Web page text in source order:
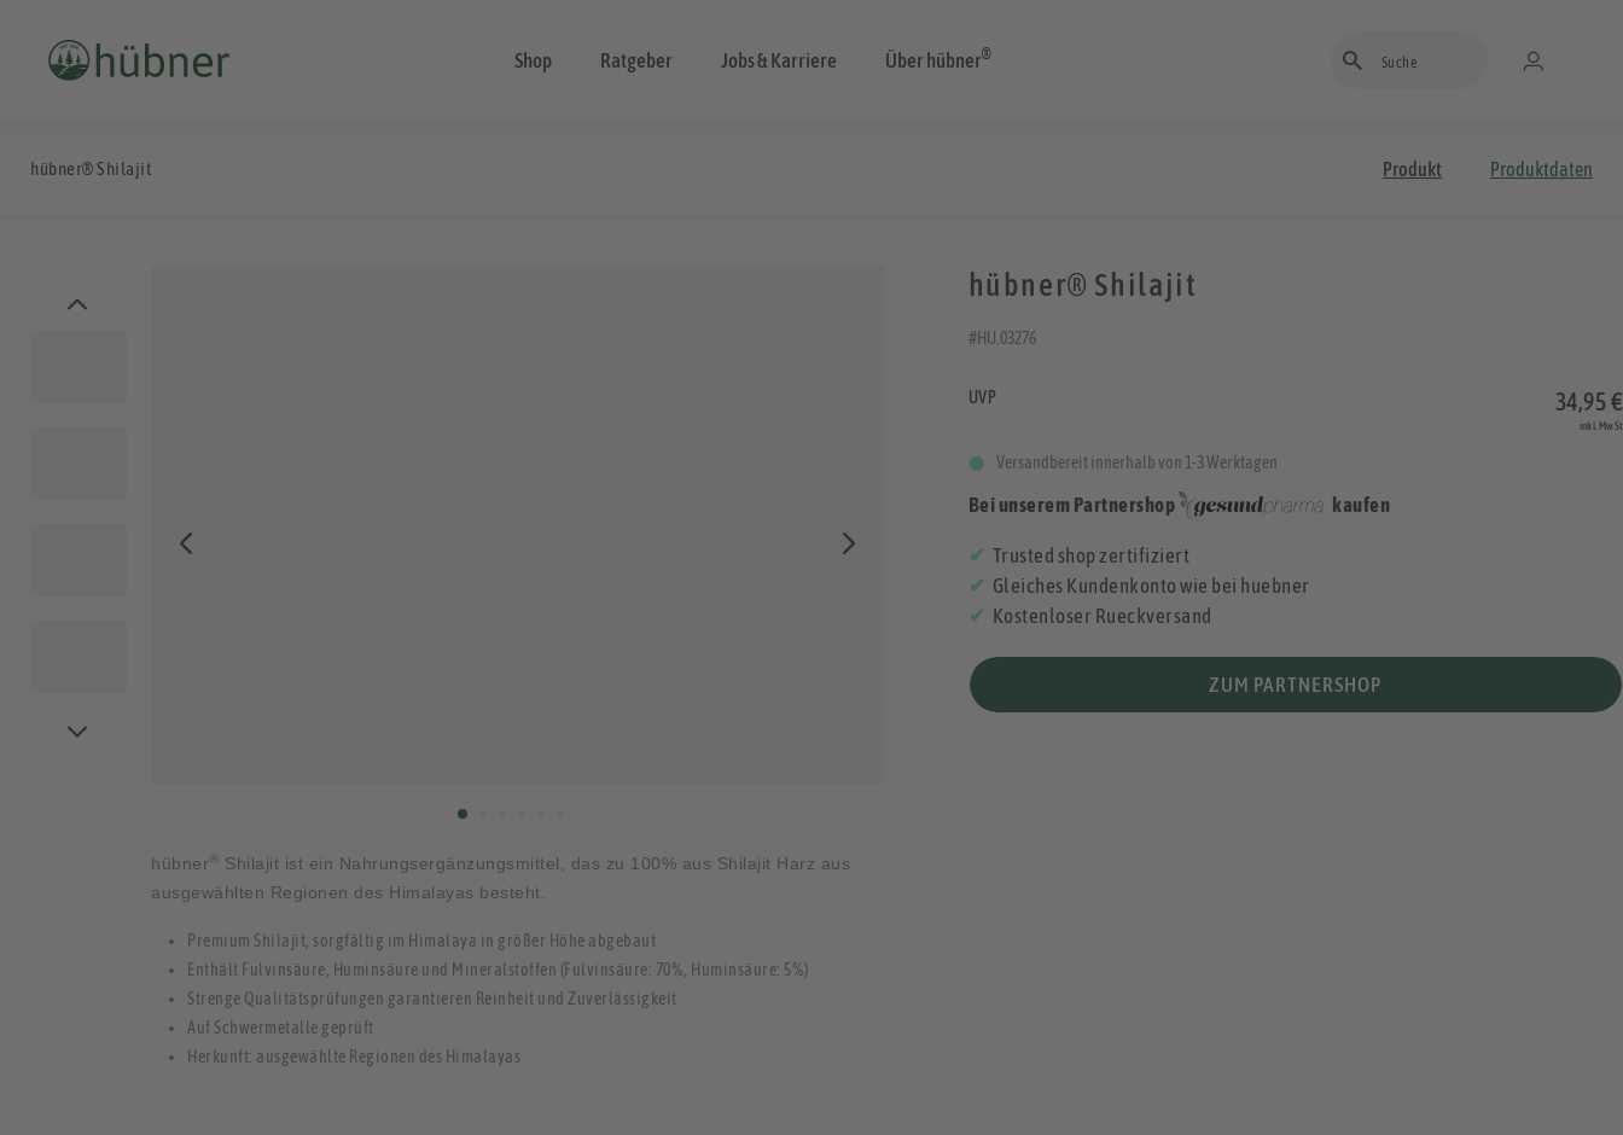
Shop Ratgeber Jobs & Karriere Über hübner®
hübner® Shilajit Produkt Produktdaten
hübner® Shilajit ist ein Nahrungsergänzungsmittel, das zu 100% aus Shilajit Harz aus
ausgewählten Regionen des Himalayas besteht.
Premium Shilajit, sorgfältig im Himalaya in größer Höhe abgebaut
Enthält Fulvinsäure, Huminsäure und Mineralstoffen (Fulvinsäure: 70%, Huminsäure: 5%)
Strenge Qualitätsprüfungen garantieren Reinheit und Zuverlässigkeit
Auf Schwermetalle geprüft
Herkunft: ausgewählte Regionen des Himalayas
hübner® Shilajit
#HU.03276
UVP 34,95 €
inkl. MwSt
Versandbereit innerhalb von 1-3 Werktagen
Bei unserem Partnershop kaufen
Trusted shop zertifiziert
Gleiches Kundenkonto wie bei huebner
Kostenloser Rueckversand
ZUM PARTNERSHOP